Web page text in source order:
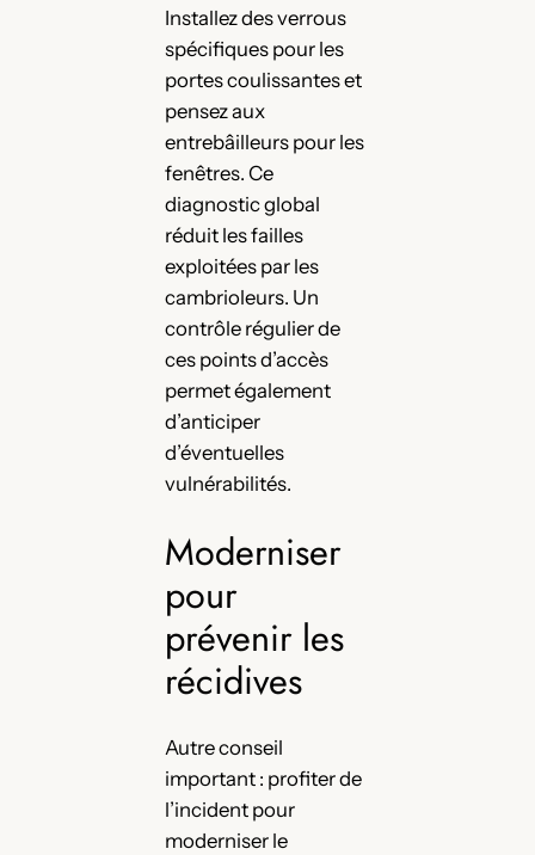
Installez des verrous
spécifiques pour les
portes coulissantes et
pensez aux
entrebâilleurs pour les
fenêtres. Ce
diagnostic global
réduit les failles
exploitées par les
cambrioleurs. Un
contrôle régulier de
ces points d’accès
permet également
d’anticiper
d’éventuelles
vulnérabilités.
Moderniser
pour
prévenir les
récidives
Autre conseil
important : profiter de
l’incident pour
moderniser le